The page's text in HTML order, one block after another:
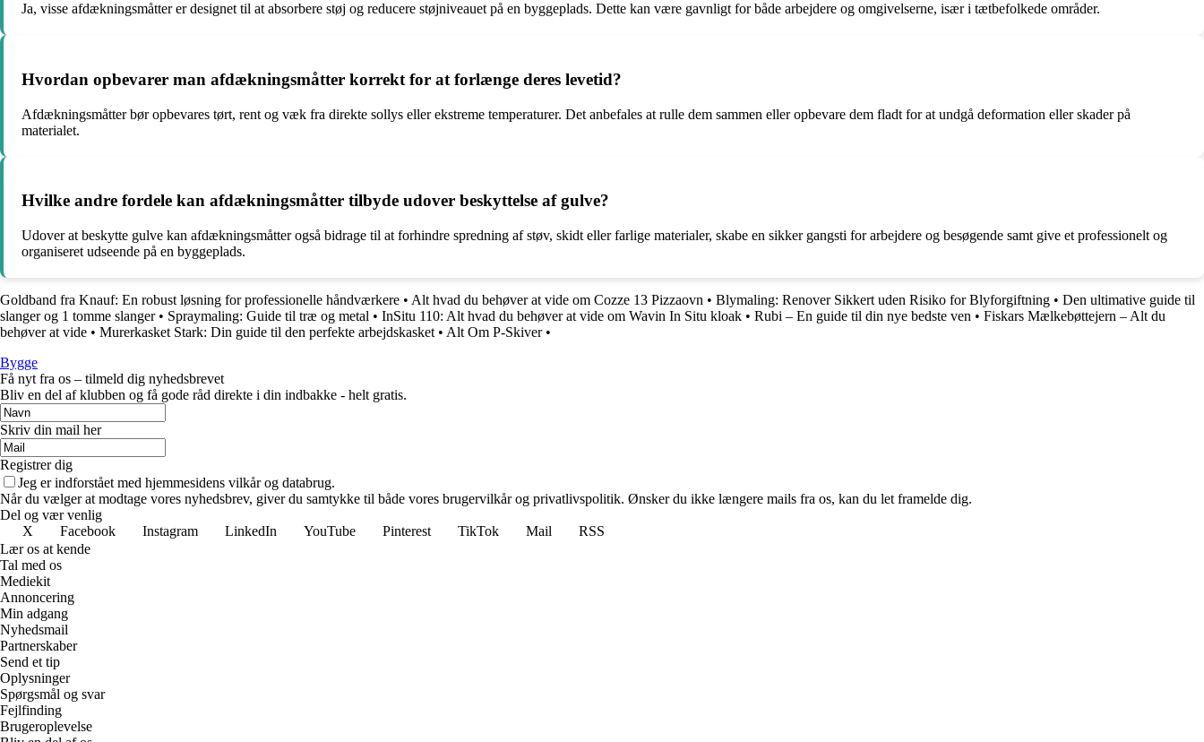
Ja, visse afdækningsmåtter er designet til at absorbere støj og reducere støjniveauet på en byggeplads. Dette kan være gavnligt for både arbejdere og omgivelserne, især i tætbefolkede områder.
Hvordan opbevarer man afdækningsmåtter korrekt for at forlænge deres levetid?
Afdækningsmåtter bør opbevares tørt, rent og væk fra direkte sollys eller ekstreme temperaturer. Det anbefales at rulle dem sammen eller opbevare dem fladt for at undgå deformation eller skader på
materialet.
Hvilke andre fordele kan afdækningsmåtter tilbyde udover beskyttelse af gulve?
Udover at beskytte gulve kan afdækningsmåtter også bidrage til at forhindre spredning af støv, skidt eller farlige materialer, skabe en sikker gangsti for arbejdere og besøgende samt give et professionelt og
organiseret udseende på en byggeplads.
Goldband fra Knauf: En robust løsning for professionelle håndværkere • Alt hvad du behøver at vide om Cozze 13 Pizzaovn • Blymaling: Renover Sikkert uden Risiko for Blyforgiftning • Den ultimative guide til
slanger og 1 tomme slanger• Spraymaling: Guide til træ og metal • InSitu 110: Alt hvad du behøver at vide om Wavin In Situ kloak • Rubi – En guide til din nye bedste ven • Fiskars Mælkebøttejern – Alt du
behøver at vide • Murerkasket Stark: Din guide til den perfekte arbejdskasket • Alt Om P-Skiver•
Bygge
Få nyt fra os – tilmeld dig nyhedsbrevet
Bliv en del af klubben og få gode råd direkte i din indbakke - helt gratis.
Skriv din mail her
Registrer dig
Jeg er indforstået med hjemmesidens vilkår og databrug.
Når du vælger at modtage vores nyhedsbrev, giver du samtykke til både vores brugervilkår og privatlivspolitik. Ønsker du ikke længere mails fra os, kan du let framelde dig.
Del og vær venlig
X
Facebook Instagram LinkedIn YouTube Pinterest TikTok Mail
RSS
Lær os at kende
Tal med os
Mediekit
Annoncering
Min adgang
Nyhedsmail
Partnerskaber
Send et tip
Oplysninger
Spørgsmål og svar
Fejlfinding
Brugeroplevelse